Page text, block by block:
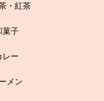
・紅茶
菓子
レー
メン